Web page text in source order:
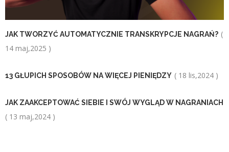
JAK TWORZYĆ AUTOMATYCZNIE TRANSKRYPCJE NAGRAŃ? (
14 maj,2025 )
13 GŁUPICH SPOSOBÓW NA WIĘCEJ PIENIĘDZY ( 18 lis,2024 )
JAK ZAAKCEPTOWAĆ SIEBIE I SWÓJ WYGLĄD W NAGRANIACH
( 13 maj,2024 )